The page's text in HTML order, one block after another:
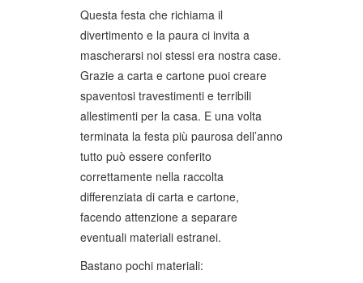
Questa festa che richiama il
divertimento e la paura ci invita a
mascherarsi noi stessi era nostra case.
Grazie a carta e cartone puoi creare
spaventosi travestimenti e terribili
allestimenti per la casa. E una volta
terminata la festa più paurosa dell’anno
tutto può essere conferito
correttamente nella raccolta
differenziata di carta e cartone,
facendo attenzione a separare
eventuali materiali estranei.
Bastano pochi materiali: